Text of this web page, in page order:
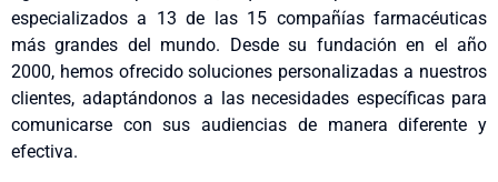
especializados a 13 de las 15 compañías farmacéuticas
más grandes del mundo. Desde su fundación en el año
2000, hemos ofrecido soluciones personalizadas a nuestros
clientes, adaptándonos a las necesidades específicas para
comunicarse con sus audiencias de manera diferente y
efectiva.